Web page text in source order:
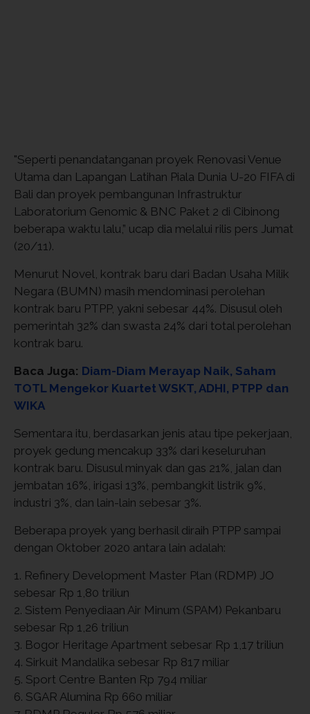
"Seperti penandatanganan proyek Renovasi Venue
Utama dan Lapangan Latihan Piala Dunia U-20 FIFA di
Bali dan proyek pembangunan Infrastruktur
Laboratorium Genomic & BNC Paket 2 di Cibinong
beberapa waktu lalu,” ucap dia melalui rilis pers Jumat
(20/11).
Menurut Novel, kontrak baru dari Badan Usaha Milik
Negara (BUMN) masih mendominasi perolehan
kontrak baru PTPP, yakni sebesar 44%. Disusul oleh
pemerintah 32% dan swasta 24% dari total perolehan
kontrak baru.
Baca Juga: Diam-Diam Merayap Naik, Saham
TOTL Mengekor Kuartet WSKT, ADHI, PTPP dan
WIKA
Sementara itu, berdasarkan jenis atau tipe pekerjaan,
proyek gedung mencakup 33% dari keseluruhan
kontrak baru. Disusul minyak dan gas 21%, jalan dan
jembatan 16%, irigasi 13%, pembangkit listrik 9%,
industri 3%, dan lain-lain sebesar 3%.
Beberapa proyek yang berhasil diraih PTPP sampai
dengan Oktober 2020 antara lain adalah:
1. Refinery Development Master Plan (RDMP) JO
sebesar Rp 1,80 triliun
2. Sistem Penyediaan Air Minum (SPAM) Pekanbaru
sebesar Rp 1,26 triliun
3. Bogor Heritage Apartment sebesar Rp 1,17 triliun
4. Sirkuit Mandalika sebesar Rp 817 miliar
5. Sport Centre Banten Rp 794 miliar
6. SGAR Alumina Rp 660 miliar